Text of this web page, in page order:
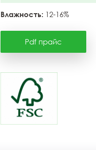
Влажность: 12-16%
Pdf прайс